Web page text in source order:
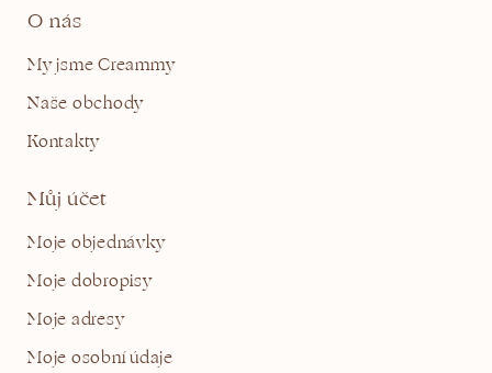
O nás
My jsme Creammy
Naše obchody
Kontakty
Můj účet
Moje objednávky
Moje dobropisy
Moje adresy
Moje osobní údaje